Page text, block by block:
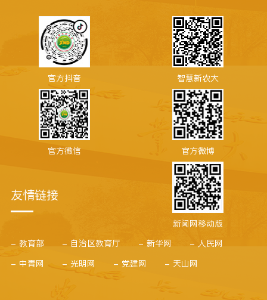
友情链接
- 教育部 - 自治区教育厅 - 新华网
- 人民网
- 中青网
- 光明网 - 党建网 - 天山网
智慧新农大
官方抖音
官方微博
官方微信
新闻网移动版